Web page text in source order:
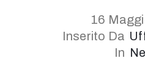
16
Inserito Da
In